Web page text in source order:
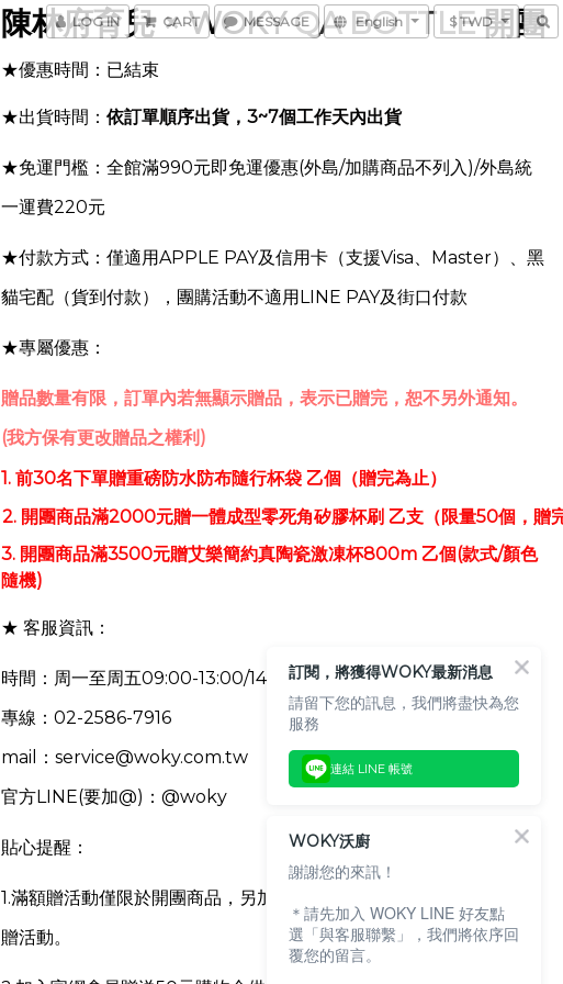
LOG IN CART MESSAGE English $ TWD
陳林府育兒 ×WOKYQA BOTTLE開團
★優惠時間：已結束
★出貨時間： 依訂單順序出貨，3~7個工作天內出貨
★免運門檻：全館滿990元即免運優惠(外島/加購商品不列入)/外島統
一運費220元
★付款方式：僅適用APPLE PAY及信用卡（支援Visa、Master）、黑
貓宅配（貨到付款），團購活動不適用LINE PAY及街口付款
★專屬優惠：
贈品數量有限，訂單內若無顯示贈品，表示已贈完，恕不另外通知。
(我方保有更改贈品之權利)
1. 前30名下單贈重磅防水防布隨行杯袋 乙個（贈完為止）
2. 開團商品滿2000元贈一體成型零死角矽膠杯刷 乙支 （限量50個，贈
3. 開團商品滿3500元贈艾樂簡約真陶瓷激凍杯800m 乙個(款式/顏色
隨機)​
★ 客服資訊：
時間：周一至周五09:00-13:00/14:00-18:00
專線：02-2586-7916
mail：service@woky.com.tw
官方LINE(要加@)：@woky
貼心提醒：
1.滿額贈活動僅限於開團商品，另加購品已為優惠商品，恕不列入滿額
贈活動。
訂閱，將獲得WOKY最新消息
請留下您的訊息，我們將盡快為您
服務
連結 LINE 帳號
WOKY沃廚
謝謝您的來訊！
＊請先加入 WOKY LINE 好友點
選「與客服聯繫」，我們將依序回
覆您的留言。